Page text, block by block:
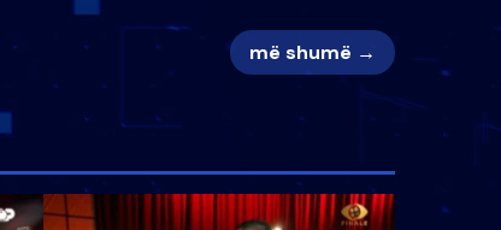
më shumë →